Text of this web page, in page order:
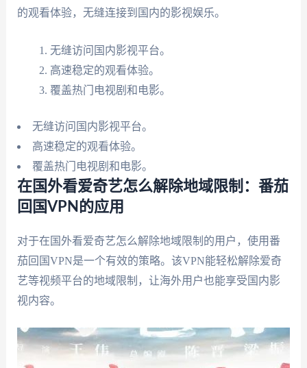
的观看体验，无缝连接到国内的影视娱乐。
无缝访问国内影视平台。
高速稳定的观看体验。
覆盖热门电视剧和电影。
无缝访问国内影视平台。
高速稳定的观看体验。
覆盖热门电视剧和电影。
在国外看爱奇艺怎么解除地域限制：番茄
回国VPN的应用
对于在国外看爱奇艺怎么解除地域限制的用户，使用番
茄回国VPN是一个有效的策略。该VPN能轻松解除爱奇
艺等视频平台的地域限制，让海外用户也能享受国内影
视内容。